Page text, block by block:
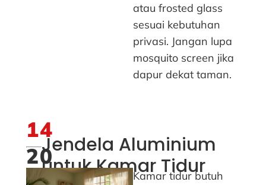
atau frosted glass
sesuai kebutuhan
privasi. Jangan lupa
mosquito screen jika
dapur dekat taman.
14
20Jendela Aluminium
untuk Kamar Tidur
Kamar tidur butuh